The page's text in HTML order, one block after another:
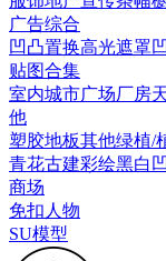
广告综合
凹凸置换高光遮罩
贴图合集
室内城市广场厂房
他
塑胶地板其他绿植/
青花古建彩绘黑白
商场
免扣人物
SU模型